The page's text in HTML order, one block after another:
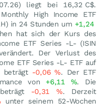
) liegt bei 16,32 C$.
High Income ETF
in 24 Stunden um +1,24
hat sich der Kurs des
ETF Series -L- (ISIN
Der Verlust des
ETF Series -L- ETF auf
beträgt -0,06%. Der ETF
von +6,11 %. Die
-0,31 %. Derzeit
unter seinem 52-Wochen